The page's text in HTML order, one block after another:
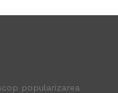
popularizarea